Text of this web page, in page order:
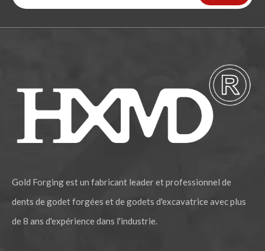
Gold Forging est un fabricant leader et professionnel de
dents de godet forgées et de godets d'excavatrice avec plus
de 8 ans d'expérience dans l'industrie.